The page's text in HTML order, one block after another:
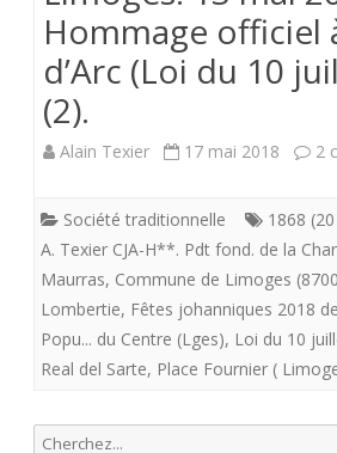
Hommage officiel
d’Arc (Loi du 10
(2).
Alain Texier 17 mai 2018 2
Société traditionnelle 1868
A. Texier CJA-H**. Pdt fond. de la
Maurras, Commune de Limoges
Lombertie, Fêtes johanniques 2018
Popu... du Centre (Lges), Loi du 10
Real del Sarte, Place Fournier (
Recherche